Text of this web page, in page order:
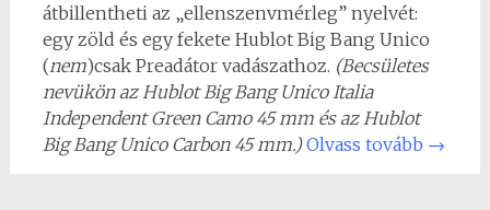
átbillentheti az „ellenszenvmérleg” nyelvét:
egy zöld és egy fekete Hublot Big Bang Unico
(nem)csak Preadátor vadászathoz. (Becsületes
nevükön az Hublot Big Bang Unico Italia
Independent Green Camo 45 mm és az Hublot
Big Bang Unico Carbon 45 mm.) Olvass tovább →